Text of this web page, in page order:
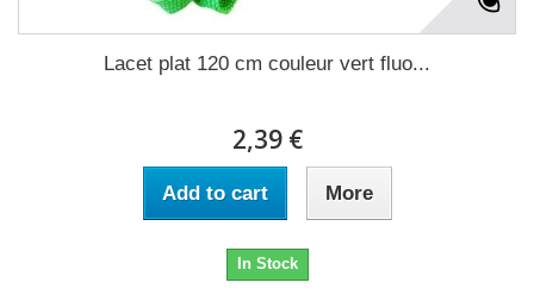
Lacet plat 120 cm couleur vert fluo...
2,39 €
Add to cart More
In Stock